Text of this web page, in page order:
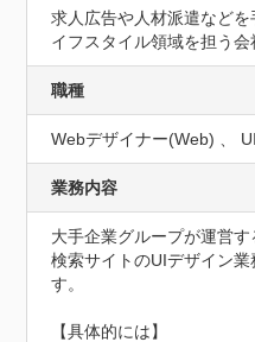
求人広告や人材派遣など
イフスタイル領域を担う会
職種
Webデザイナー(Web) 、
業務内容
大手企業グループが運営
検索サイトのUIデザイン
す。
【具体的には】